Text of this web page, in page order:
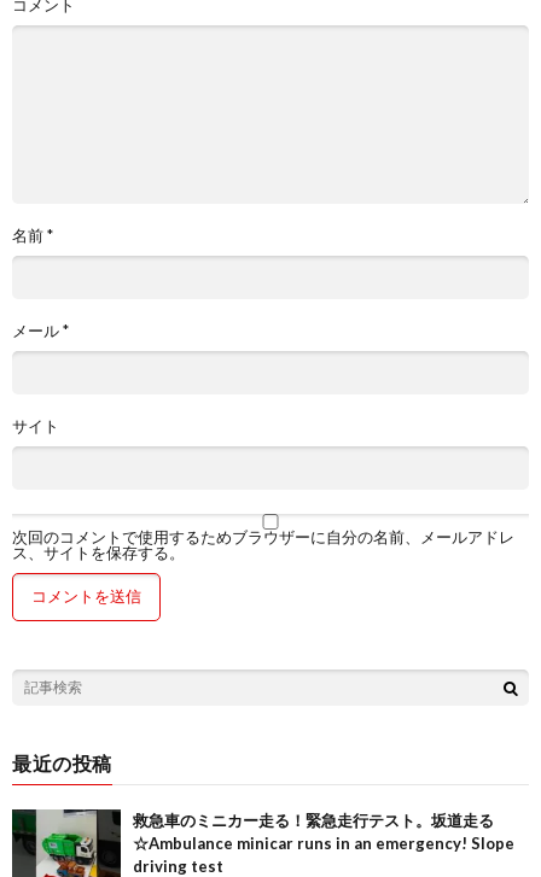
コメント
名前*
メール*
サイト
次回のコメントで使用するためブラウザーに自分の名前、メールアドレ
ス、サイトを保存する。
最近の投稿
救急車のミニカー走る！緊急走行テスト。坂道走る
☆Ambulance minicar runs in an emergency! Slope
driving test